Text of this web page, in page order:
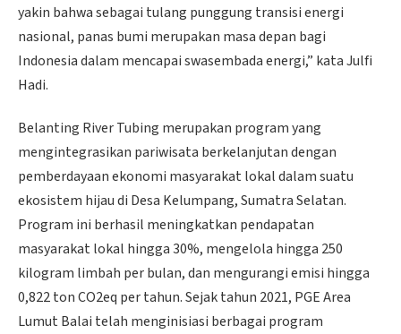
yakin bahwa sebagai tulang punggung transisi energi
nasional, panas bumi merupakan masa depan bagi
Indonesia dalam mencapai swasembada energi,” kata Julfi
Hadi.
Belanting River Tubing merupakan program yang
mengintegrasikan pariwisata berkelanjutan dengan
pemberdayaan ekonomi masyarakat lokal dalam suatu
ekosistem hijau di Desa Kelumpang, Sumatra Selatan.
Program ini berhasil meningkatkan pendapatan
masyarakat lokal hingga 30%, mengelola hingga 250
kilogram limbah per bulan, dan mengurangi emisi hingga
0,822 ton CO2eq per tahun. Sejak tahun 2021, PGE Area
Lumut Balai telah menginisiasi berbagai program